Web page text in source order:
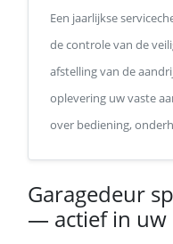
Een jaarlijkse
de controle van de
afstelling van de
oplevering uw vaste
over bediening,
Garagedeur
— actief in